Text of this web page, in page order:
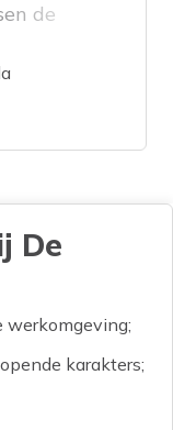
de
De
werkomgeving;
karakters;